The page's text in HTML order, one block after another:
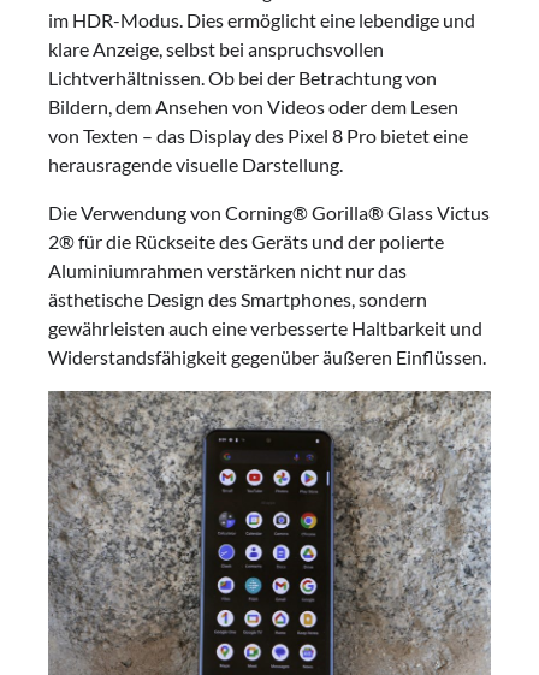
im HDR-Modus. Dies ermöglicht eine lebendige und
klare Anzeige, selbst bei anspruchsvollen
Lichtverhältnissen. Ob bei der Betrachtung von
Bildern, dem Ansehen von Videos oder dem Lesen
von Texten – das Display des Pixel 8 Pro bietet eine
herausragende visuelle Darstellung.
Die Verwendung von Corning® Gorilla® Glass Victus
2® für die Rückseite des Geräts und der polierte
Aluminiumrahmen verstärken nicht nur das
ästhetische Design des Smartphones, sondern
gewährleisten auch eine verbesserte Haltbarkeit und
Widerstandsfähigkeit gegenüber äußeren Einflüssen.